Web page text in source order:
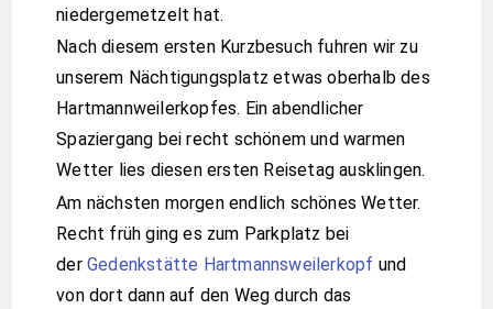
niedergemetzelt hat.
Nach diesem ersten Kurzbesuch fuhren wir zu
unserem Nächtigungsplatz etwas oberhalb des
Hartmannweilerkopfes. Ein abendlicher
Spaziergang bei recht schönem und warmen
Wetter lies diesen ersten Reisetag ausklingen.
Am nächsten morgen endlich schönes Wetter.
Recht früh ging es zum Parkplatz bei
derGedenkstätte Hartmannsweilerkopf und
von dort dann auf den Weg durch das